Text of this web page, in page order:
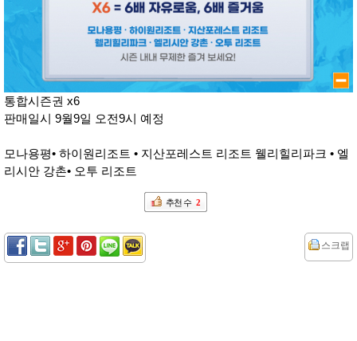
통합시즌권 x6
판매일시 9월9일 오전9시 예정
모나용평• 하이원리조트 • 지산포레스트 리조트 웰리힐리파크 • 엘
리시안 강촌• 오투 리조트
추천 수 2
스크랩